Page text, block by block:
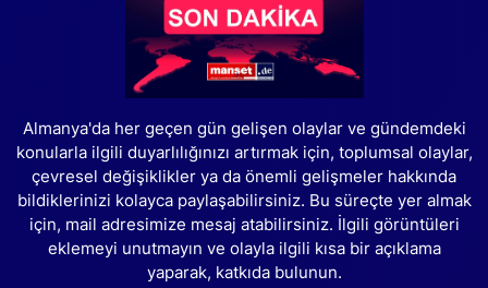
Almanya'da her geçen gün gelişen olaylar ve gündemdeki
konularla ilgili duyarlılığınızı artırmak için, toplumsal olaylar,
çevresel değişiklikler ya da önemli gelişmeler hakkında
bildiklerinizi kolayca paylaşabilirsiniz. Bu süreçte yer almak
için, mail adresimize mesaj atabilirsiniz. İlgili görüntüleri
eklemeyi unutmayın ve olayla ilgili kısa bir açıklama
yaparak, katkıda bulunun.